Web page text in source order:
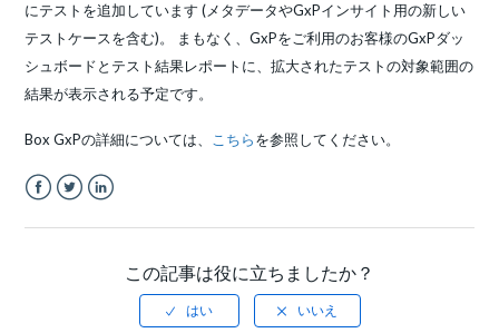
にテストを追加しています (メタデータやGxPインサイト用の新しい
テストケースを含む)。 まもなく、GxPをご利用のお客様のGxPダッ
シュボードとテスト結果レポートに、拡大されたテストの対象範囲の
結果が表示される予定です。
Box GxPの詳細については、 こちらを参照してください。
この記事は役に立ちましたか？